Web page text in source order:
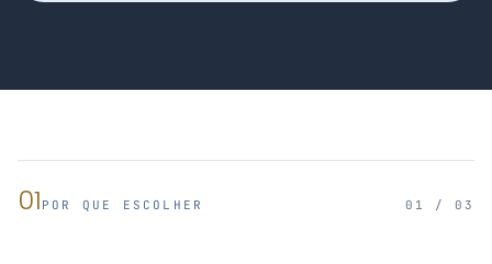
01 POR QUE ESCOLHER 01 / 03